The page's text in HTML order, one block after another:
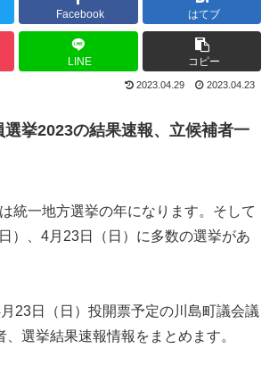
Facebook はてブ
LINE コピー
2023.04.29 2023.04.23
選挙2023の結果速報、立候補者一
統一地方選挙の年になります。そして
）、4月23日（日）に多数の選挙があ
23日（日）投開票予定の川島町議会議
、選挙結果速報情報をまとめます。